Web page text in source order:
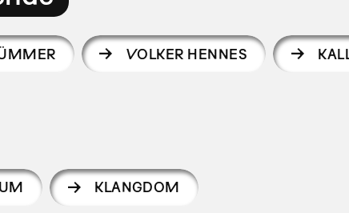
VOLKER HENNES
KLANGDOM